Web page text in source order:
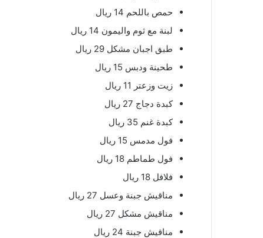
حمص باللحم 14 ريال
لبنة مع ثوم واليمون 14 ريال
طبق اجبان مشكل 29 ريال
طحينة ودبس 15 ريال
زيت وزعتر 11 ريال
كبدة دجاج 27 ريال
كبدة غنم 35 ريال
فول مدمس 15 ريال
فول طماطم 18 ريال
فلافل 18 ريال
مناقيش جبنة وعسل 27 ريال
مناقيش مشكل 27 ريال
مناقيش جبنة 24 ريال